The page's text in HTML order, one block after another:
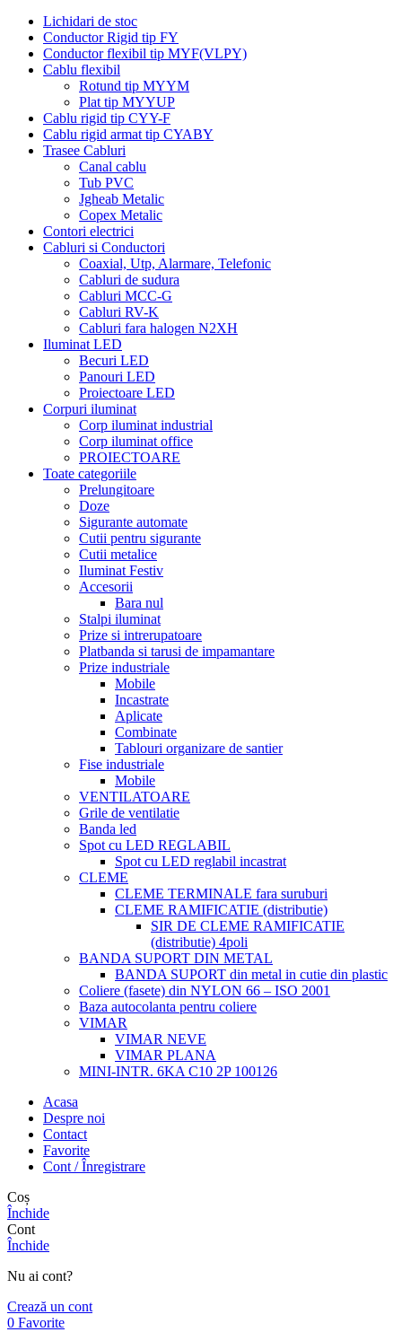
Lichidari de stoc
Conductor Rigid tip FY
Conductor flexibil tip MYF(VLPY)
Cablu flexibil
Rotund tip MYYM
Plat tip MYYUP
Cablu rigid tip CYY-F
Cablu rigid armat tip CYABY
Trasee Cabluri
Canal cablu
Tub PVC
Jgheab Metalic
Copex Metalic
Contori electrici
Cabluri si Conductori
Coaxial, Utp, Alarmare, Telefonic
Cabluri de sudura
Cabluri MCC-G
Cabluri RV-K
Cabluri fara halogen N2XH
Iluminat LED
Becuri LED
Panouri LED
Proiectoare LED
Corpuri iluminat
Corp iluminat industrial
Corp iluminat office
PROIECTOARE
Toate categoriile
Prelungitoare
Doze
Sigurante automate
Cutii pentru sigurante
Cutii metalice
Iluminat Festiv
Accesorii
Bara nul
Stalpi iluminat
Prize si intrerupatoare
Platbanda si tarusi de impamantare
Prize industriale
Mobile
Incastrate
Aplicate
Combinate
Tablouri organizare de santier
Fise industriale
Mobile
VENTILATOARE
Grile de ventilatie
Banda led
Spot cu LED REGLABIL
Spot cu LED reglabil incastrat
CLEME
CLEME TERMINALE fara suruburi
CLEME RAMIFICATIE (distributie)
SIR DE CLEME RAMIFICATIE
(distributie) 4poli
BANDA SUPORT DIN METAL
BANDA SUPORT din metal in cutie din plastic
Coliere (fasete) din NYLON 66 – ISO 2001
Baza autocolanta pentru coliere
VIMAR
VIMAR NEVE
VIMAR PLANA
MINI-INTR. 6KA C10 2P 100126
Acasa
Despre noi
Contact
Favorite
Cont / Înregistrare
Coș
Închide
Cont
Închide
Nu ai cont?
Crează un cont
0 Favorite